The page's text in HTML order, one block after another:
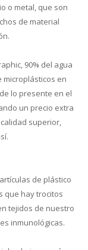
o metal, que son
de material
90% del agua
microplásticos en
lo presente en el
un precio extra
superior,
de plástico
que hay trocitos
tejidos de nuestro
inmunológicas.